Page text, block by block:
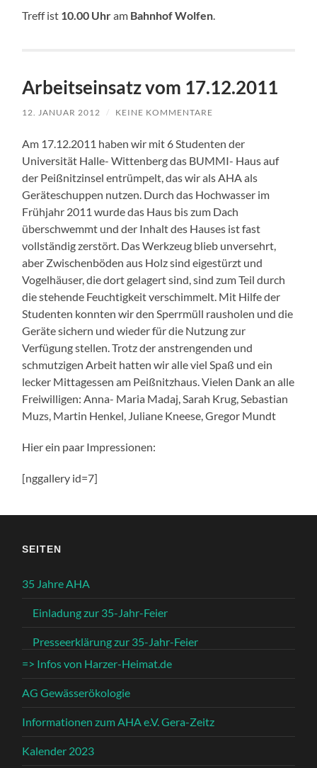
Treff ist 10.00 Uhram Bahnhof Wolfen.
Arbeitseinsatz vom 17.12.2011
12. JANUAR 2012 / KEINE KOMMENTARE
Am 17.12.2011 haben wir mit 6 Studenten der
Universität Halle- Wittenberg das BUMMI- Haus auf
der Peißnitzinsel entrümpelt, das wir als AHA als
Geräteschuppen nutzen. Durch das Hochwasser im
Frühjahr 2011 wurde das Haus bis zum Dach
überschwemmt und der Inhalt des Hauses ist fast
vollständig zerstört. Das Werkzeug blieb unversehrt,
aber Zwischenböden aus Holz sind eigestürzt und
Vogelhäuser, die dort gelagert sind, sind zum Teil durch
die stehende Feuchtigkeit verschimmelt. Mit Hilfe der
Studenten konnten wir den Sperrmüll rausholen und die
Geräte sichern und wieder für die Nutzung zur
Verfügung stellen. Trotz der anstrengenden und
schmutzigen Arbeit hatten wir alle viel Spaß und ein
lecker Mittagessen am Peißnitzhaus. Vielen Dank an alle
Freiwilligen: Anna- Maria Madaj, Sarah Krug, Sebastian
Muzs, Martin Henkel, Juliane Kneese, Gregor Mundt
Hier ein paar Impressionen:
[nggallery id=7]
SEITEN
35 Jahre AHA
Einladung zur 35-Jahr-Feier
Presseerklärung zur 35-Jahr-Feier
=> Infos von Harzer-Heimat.de
AG Gewässerökologie
Informationen zum AHA e.V. Gera-Zeitz
Kalender 2023